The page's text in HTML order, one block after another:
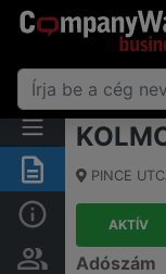
Összegzés
Alap
Személyek
PINCE
AKTÍV
Adószám